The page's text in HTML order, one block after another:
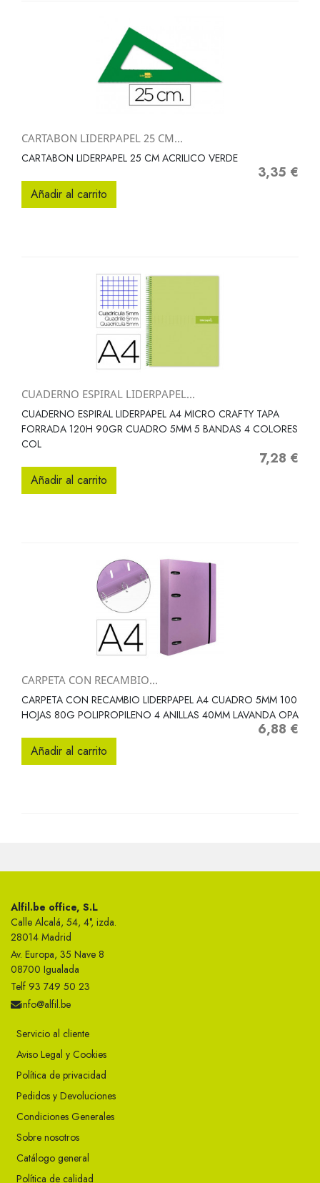
CARTABON LIDERPAPEL 25 CM...
CARTABON LIDERPAPEL 25 CM ACRILICO VERDE
Precio
3,35 €
Añadir al carrito
CUADERNO ESPIRAL LIDERPAPEL...
CUADERNO ESPIRAL LIDERPAPEL A4 MICRO CRAFTY TAPA
FORRADA 120H 90GR CUADRO 5MM 5 BANDAS 4 COLORES
COL
Precio
7,28 €
Añadir al carrito
CARPETA CON RECAMBIO...
CARPETA CON RECAMBIO LIDERPAPEL A4 CUADRO 5MM 100
HOJAS 80G POLIPROPILENO 4 ANILLAS 40MM LAVANDA OPA
Precio
6,88 €
Añadir al carrito
Alfil.be office, S.L
Calle Alcalá, 54, 4°, izda.
28014 Madrid
Av. Europa, 35 Nave 8
08700 Igualada
Telf 93 749 50 23
info@alfil.be
Servicio al cliente
Aviso Legal y Cookies
Política de privacidad
Pedidos y Devoluciones
Condiciones Generales
Sobre nosotros
Catálogo general
Política de calidad